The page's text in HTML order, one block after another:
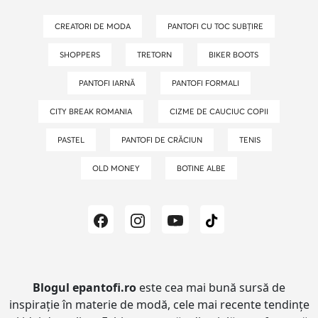
CREATORI DE MODA PANTOFI CU TOC SUBȚIRE
SHOPPERS TRETORN BIKER BOOTS
PANTOFI IARNĂ PANTOFI FORMALI
CITY BREAK ROMANIA CIZME DE CAUCIUC COPII
PASTEL PANTOFI DE CRĂCIUN TENIS
OLD MONEY BOTINE ALBE
Blogul epantofi.ro este cea mai bună sursă de
inspirație în materie de modă, cele mai recente tendințe